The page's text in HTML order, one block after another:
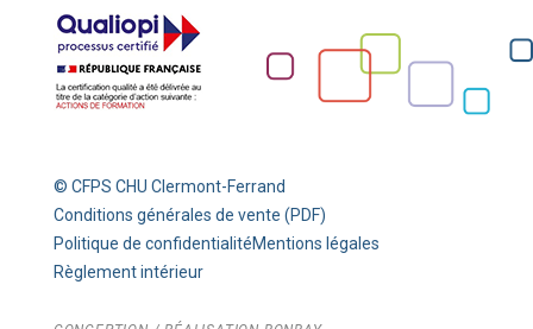
© CFPS CHU Clermont-Ferrand
Conditions générales de vente (PDF)
Politique de confidentialitéMentions légales
Règlement intérieur